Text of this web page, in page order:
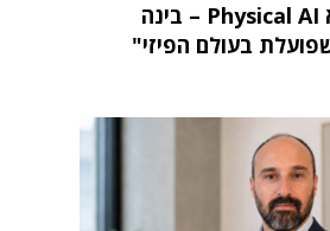
"העתיד הוא Physical AI – בינה
בעולם הפיזי"